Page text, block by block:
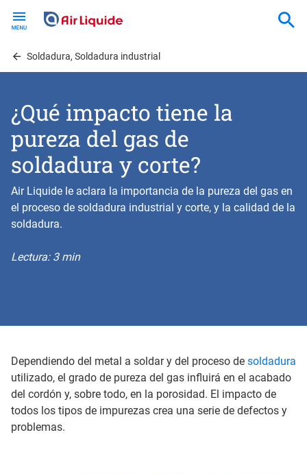
contentSoldadura, Soldadura industrial
¿Qué impacto tiene la
pureza del gas de
soldadura y corte?
Air Liquide le aclara la importancia de la pureza del gas en
el proceso de soldadura industrial y corte, y la calidad de la
soldadura.
Lectura: 3 min
Dependiendo del metal a soldar y del proceso de soldadura
utilizado, el grado de pureza del gas influirá en el acabado
del cordón y, sobre todo, en la porosidad. El impacto de
todos los tipos de impurezas crea una serie de defectos y
problemas.